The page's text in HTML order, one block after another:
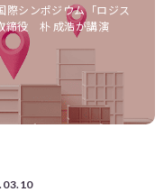
際シンポジウム「ロジス
締役 朴 成浩が講演